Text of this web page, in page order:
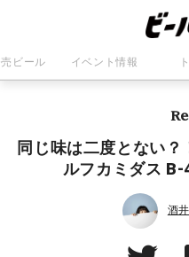
ビール イベント情報
同じ味は二度とない
ルフカミダス
酒